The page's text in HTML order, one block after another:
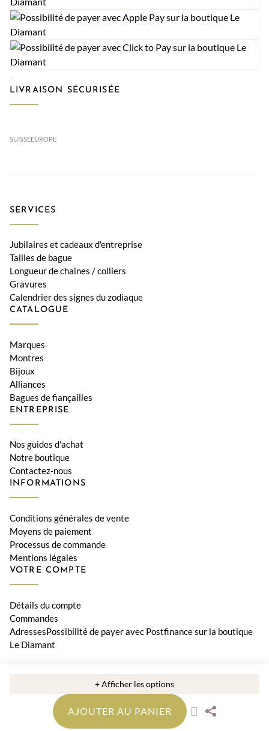
+ Afficher les options
AJOUTER AU PANIER
LIVRAISON SÉCURISÉE
SUISSEEUROPE
SERVICES
Jubilaires et cadeaux d'entreprise
Tailles de bague
Longueur de chaînes / colliers
Gravures
Calendrier des signes du zodiaque
CATALOGUE
Marques
Montres
Bijoux
Alliances
Bagues de fiançailles
ENTREPRISE
Nos guides d'achat
Notre boutique
Contactez-nous
INFORMATIONS
Conditions générales de vente
Moyens de paiement
Processus de commande
Mentions légales
VOTRE COMPTE
Détails du compte
Commandes
AdressesPossibilité de payer avec Postfinance sur la boutique
Le Diamant